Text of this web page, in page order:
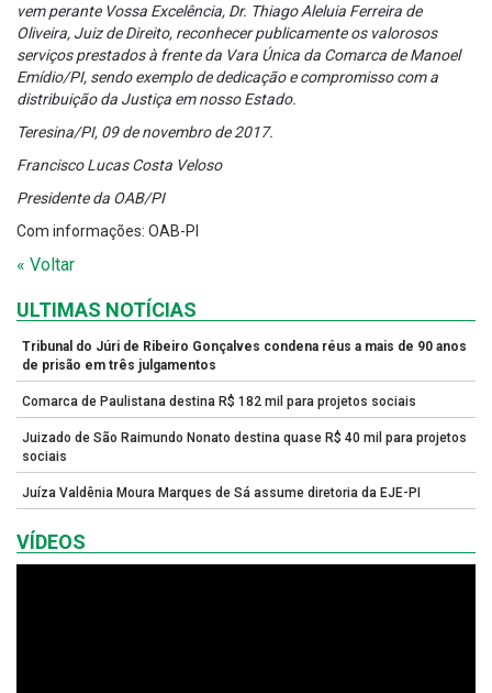
vem perante Vossa Excelência, Dr. Thiago Aleluia Ferreira de
Oliveira, Juiz de Direito, reconhecer publicamente os valorosos
serviços prestados à frente da Vara Única da Comarca de Manoel
Emídio/PI, sendo exemplo de dedicação e compromisso com a
distribuição da Justiça em nosso Estado.
Teresina/PI, 09 de novembro de 2017.
Francisco Lucas Costa Veloso
Presidente da OAB/PI
Com informações: OAB-PI
« Voltar
ULTIMAS NOTÍCIAS
Tribunal do Júri de Ribeiro Gonçalves condena réus a mais de 90 anos
de prisão em três julgamentos
Comarca de Paulistana destina R$ 182 mil para projetos sociais
Juizado de São Raimundo Nonato destina quase R$ 40 mil para projetos
sociais
Juíza Valdênia Moura Marques de Sá assume diretoria da EJE-PI
VÍDEOS